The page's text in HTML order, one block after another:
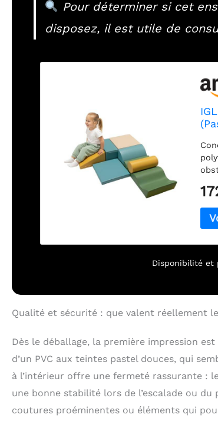
Pour déterminer si cet
disposez, il est utile de
cuir
Disponibilité et
Qualité et sécurité : que valent réellement
Dès le déballage, la première impression
d’un PVC aux teintes pastel douces, qui
à l’intérieur offre une fermeté rassurante :
une bonne stabilité lors de l’escalade ou
coutures proéminentes ou éléments qui